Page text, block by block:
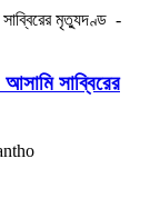
আসামি সাব্বিরের